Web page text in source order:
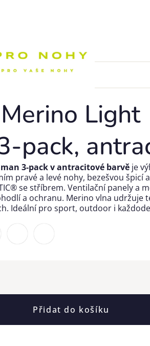
Light
pack,
Přidat do košíku
3-pack v antracitové barvě je
pravé a levé nohy, bezešvou špicí a
se stříbrem. Ventilační panely a
a ochranu. Merino vlna udržuje
Ideální pro sport, outdoor i